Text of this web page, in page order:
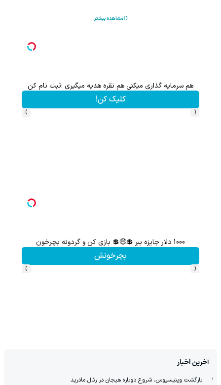
مشاهده بیشتر
هم سرمایه گذاری میکنی هم نقره هدیه میگیری ؛ثبت نام کن
کلیک کن!
‹
›
1000 دلار جایزه ببر 💲🤑💲 بازی کن و گردونه بچرخون
بچرخونش
‹
›
آخرین اخبار
بازگشت وینیسیوس، شروع دوباره هیجان در رئال مادرید